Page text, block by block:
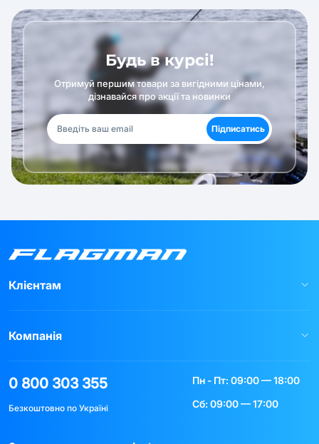
Будь в курсі!
Отримуй першим товари за вигідними цінами,
дізнавайся про акції та новинки
Підписатись
Клієнтам
Компанія
0 800 303 355
Безкоштовно по Україні
Пн - Пт: 09:00 — 18:00
Сб: 09:00 — 17:00